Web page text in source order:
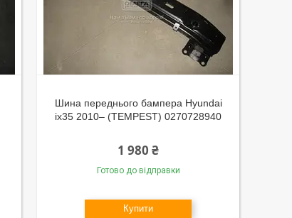
Шина переднього бампера Hyundai
ix35 2010– (TEMPEST) 0270728940
1 980 ₴
Готово до відправки
Купити